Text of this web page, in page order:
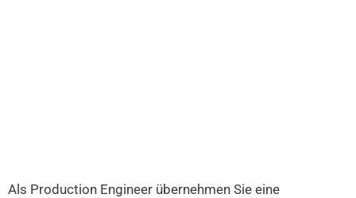
Als Production Engineer übernehmen Sie eine